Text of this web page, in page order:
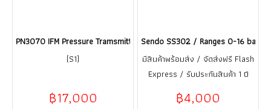
PN3070 IFM Pressure Tramsmitter เซนเซอร์วัดแรงดัน / ราคา
(S1)
฿17,000
Sendo SS302 / Ranges 0-16 bar เ
มีสินค้าพร้อมส่ง / จัดส่งฟรี Flash
Express / รับประกันสินค้า 1 ปี
฿4,000